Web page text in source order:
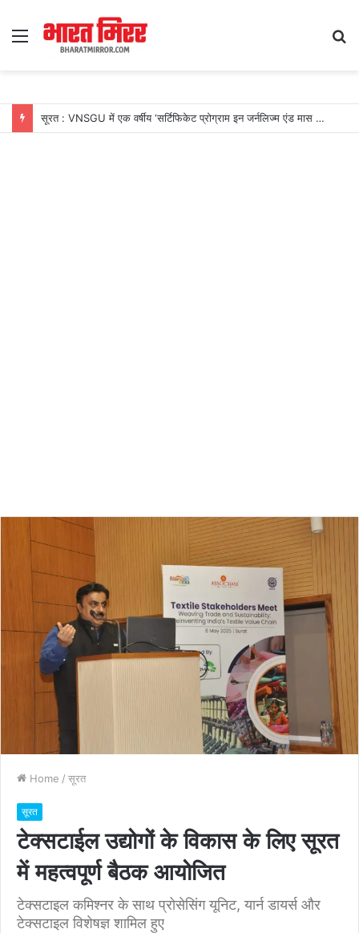
Menu
सूरत : VNSGU में एक वर्षीय ‘सर्टिफिकेट प्रोग्राम इन जर्नलिज्म एंड मास कम्युनिकेशन’ का शुभारंभ
Home / सूरत
सूरत
टेक्सटाईल उद्योगों के विकास के लिए सूरत
में महत्वपूर्ण बैठक आयोजित
टेक्सटाइल कमिश्नर के साथ प्रोसेसिंग यूनिट, यार्न डायर्स और
टेक्सटाइल विशेषज्ञ शामिल हुए